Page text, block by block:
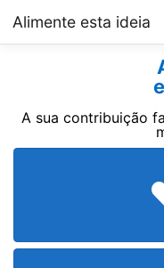
Alimente esta ideia
A sua contribuição